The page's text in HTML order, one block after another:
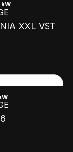
kW
XXL VST